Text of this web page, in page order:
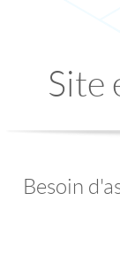
Site
Besoin